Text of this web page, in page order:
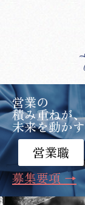
営業の
積み重ねが、
未来を動か
営業職
募集要項 →